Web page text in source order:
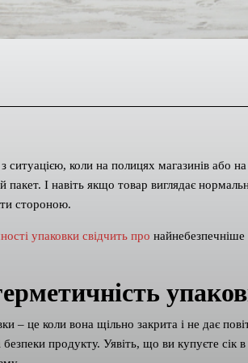
ситуацією, коли на полицях магазинів
пакет. І навіть якщо товар виглядає
стороною.
упаковки свідчить про
– це коли вона щільно закрита і не дає
безпеки продукту. Уявіть, що ви купуєте